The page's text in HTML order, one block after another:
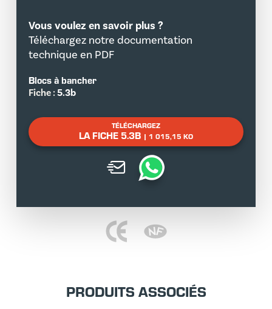
Vous voulez en savoir plus ?
Téléchargez notre documentation
technique en PDF
Blocs à bancher
Fiche :5.3b
TÉLÉCHARGEZ
LA FICHE 5.3B | 1 015,15 KO
PRODUITS ASSOCIÉS